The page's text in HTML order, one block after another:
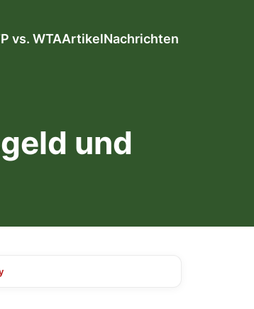
vs. WTAArtikelNachrichten
und